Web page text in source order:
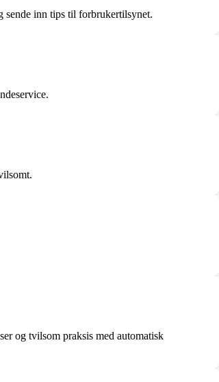
sende inn tips til forbrukertilsynet.
og tvilsom praksis med automatisk